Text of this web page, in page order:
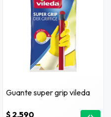
Guante super grip vileda
$ 2.590